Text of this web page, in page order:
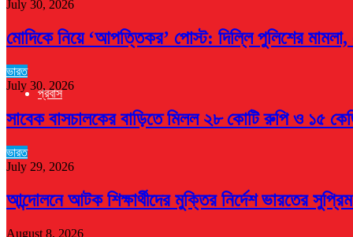
প্রবাস
July 30, 2026
মোদিকে নিয়ে ‘আপত্তিকর’ পোস্ট: দিল্লি পুলিশের
ভারত
July 30, 2026
সাবেক বাসচালকের বাড়িতে মিলল ২৮ কোটি রুপি ও ১৫
ভারত
July 29, 2026
আন্দোলনে আটক শিক্ষার্থীদের মুক্তির নির্দেশ ভারতের
August 8, 2026